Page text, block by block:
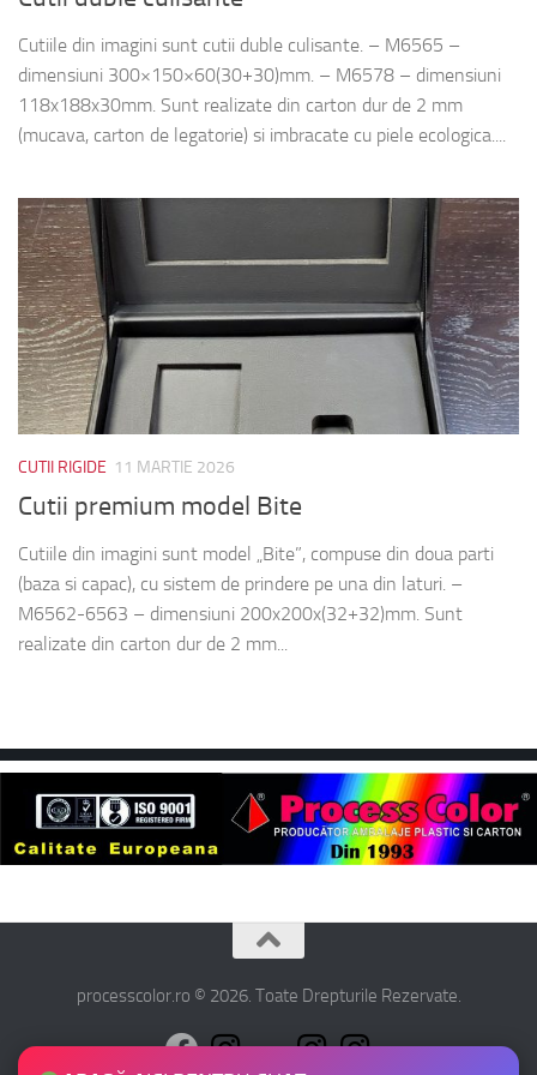
Cutiile din imagini sunt cutii duble culisante. – M6565 –
dimensiuni 300×150×60(30+30)mm. – M6578 – dimensiuni
118x188x30mm. Sunt realizate din carton dur de 2 mm
(mucava, carton de legatorie) si imbracate cu piele ecologica....
CUTII RIGIDE 11 MARTIE 2026
Cutii premium model Bite
Cutiile din imagini sunt model „Bite”, compuse din doua parti
(baza si capac), cu sistem de prindere pe una din laturi. –
M6562-6563 – dimensiuni 200x200x(32+32)mm. Sunt
realizate din carton dur de 2 mm...
processcolor.ro © 2026. Toate Drepturile Rezervate.